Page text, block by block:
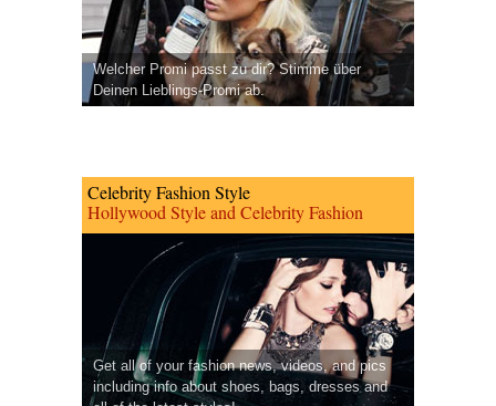
Welcher Promi passt zu dir? Stimme über
Deinen Lieblings-Promi ab.
Celebrity Fashion Style
Hollywood Style and Celebrity Fashion
Get all of your fashion news, videos, and pics
including info about shoes, bags, dresses and